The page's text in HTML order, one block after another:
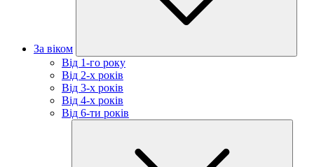
За віком
Від 1-го року
Від 2-х років
Від 3-х років
Від 4-х років
Від 6-ти років